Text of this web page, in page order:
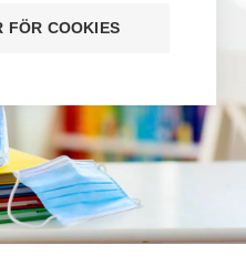
FÖR COOKIES